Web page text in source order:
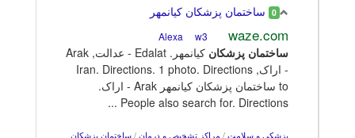
0 ساختمان پزشکان کیانمهر
waze.com
w3
ساختمان پزشکان
کیانمهر. Edalat - عدالت, Arak
- اراک, Iran. Directions. 1 photo. Directions
to ساختمان پزشکان کیانمهر Arak - اراک.
People also search for. Directions ...
پزشکی و سلامت / مراکز تشخیص و درمان / ساختمان پزشکان